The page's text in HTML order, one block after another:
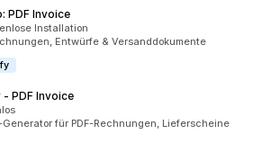
PDF Invoice
insgesamtInstallation
Entwürfe & Versanddokumente
PDF Invoice
für PDF-Rechnungen, Lieferscheine